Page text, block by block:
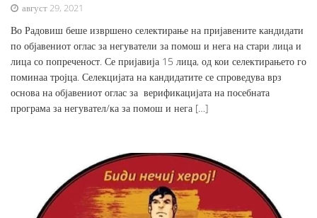
август 29, 2021
Во Радовиш беше извршено селектирање на пријавените кандидати
по објавениот оглас за негуватели за помош и нега на стари лица и
лица со попреченост. Се пријавија 15 лица, од кои селектирањето го
поминаа тројца. Селекцијата на кандидатите се спроведува врз
основа на објавениот оглас за верификацијата на посебната
програма за негувател/ка за помош и нега […]